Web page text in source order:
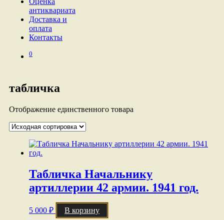
антиквариата
Доставка и
оплата
Контакты
0
табличка
Отображение единственного товара
Табличка Начальнику
артиллерии 42 армии. 1941 год.
5 000 ₽ В корзину